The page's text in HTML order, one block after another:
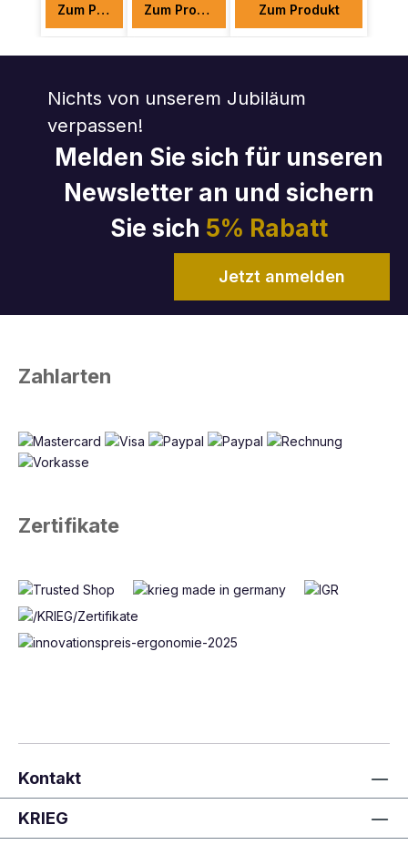
Zum Produkt Zum Produkt Zum Produkt
Nichts von unserem Jubiläum
verpassen!
Melden Sie sich für unseren
Newsletter an und sichern
Sie sich 5% Rabatt
Jetzt anmelden
Zahlarten
Zertifikate
Kontakt
KRIEG